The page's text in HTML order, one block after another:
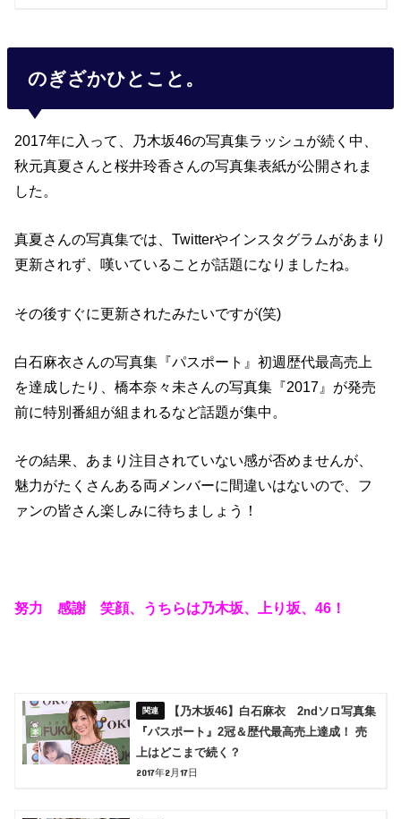
のぎざかひとこと。
2017年に入って、乃木坂46の写真集ラッシュが続く中、
秋元真夏さんと桜井玲香さんの写真集表紙が公開されま
した。
真夏さんの写真集では、Twitterやインスタグラムがあまり
更新されず、嘆いていることが話題になりましたね。
その後すぐに更新されたみたいですが(笑)
白石麻衣さんの写真集『パスポート』初週歴代最高売上
を達成したり、橋本奈々未さんの写真集『2017』が発売
前に特別番組が組まれるなど話題が集中。
その結果、あまり注目されていない感が否めませんが、
魅力がたくさんある両メンバーに間違いはないので、フ
ァンの皆さん楽しみに待ちましょう！
努力 感謝 笑顔、うちらは乃木坂、上り坂、46！
【乃木坂46】白石麻衣 2ndソロ写真集
『パスポート』2冠＆歴代最高売上達成！ 売
上はどこまで続く？
2017年2月17日